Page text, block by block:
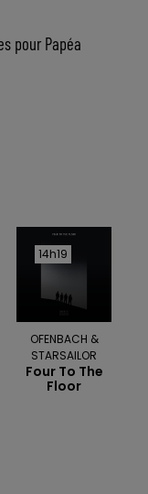
pour Papéa
14h19
14h19
OFENBACH &
STARSAILOR
Four To The
Floor